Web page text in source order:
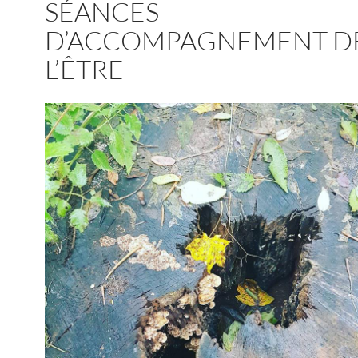
SÉANCES
D’ACCOMPAGNEMENT
L’ÊTRE